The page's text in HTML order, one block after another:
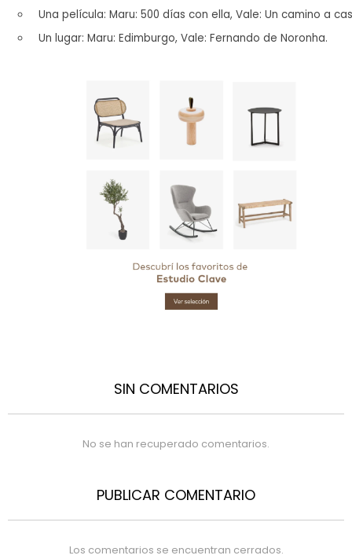
Una película: Maru: 500 días con ella, Vale: Un camino a
Un lugar: Maru: Edimburgo, Vale: Fernando de Noronha.
SIN COMENTARIOS
No se han recuperado comentarios.
PUBLICAR COMENTARIO
Los comentarios se encuentran cerrados.